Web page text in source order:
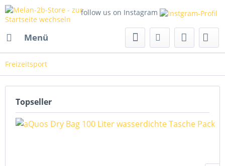
follow us on Instagram
Menü
Freizeitsport
Topseller